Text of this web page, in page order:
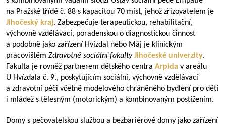
na Pražské třídě č. 88 s kapacitou 70 míst, jehož zřizovatelem je
Jihočeský kraj. Zabezpečuje terapeutickou, rehabilitační,
výchovně vzdělávací, poradenskou o diagnostickou činnost
a podobně jako zařízení Hvízdal nebo Máj je klinickým
pracovištěm Zdravotně sociální fakultyJihočeské univerzity.
Fakulta je rovněž partnerem dětského centra Arpida v areálu
U Hvízdala č. 9., poskytujícím sociální, výchovně vzdělávací
a zdravotní péči včetně modelového chráněného bydlení pro děti
i mládež s tělesným (motorickým) a kombinovaným postižením.
Domy s pečovatelskou službou a bezbariérové domy jako zařízení